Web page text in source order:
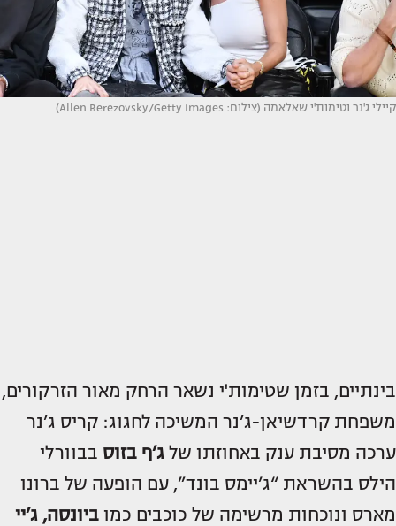
קיילי ג'נר וטימות'י שאלאמה (צילום: Allen Berezovsky/Getty Images)
בינתיים, בזמן שטימות'י נשאר הרחק מאור הזרקורים,
משפחת קרדשיאן-ג’נר המשיכה לחגוג: קריס ג’נר
ערכה מסיבת ענק באחוזתו של ג’ף בזוס בבוורלי
הילס בהשראת “ג’יימס בונד”, עם הופעה של ברונו
מארס ונוכחות מרשימה של כוכבים כמו ביונסה, ג’יי